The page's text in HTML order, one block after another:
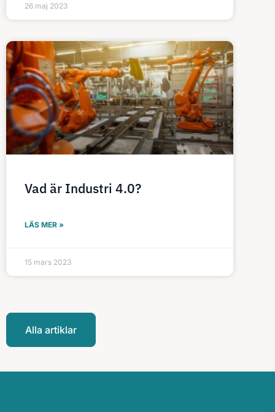
26 maj 2023
Vad är Industri 4.0?
LÄS MER »
15 mars 2023
Alla artiklar